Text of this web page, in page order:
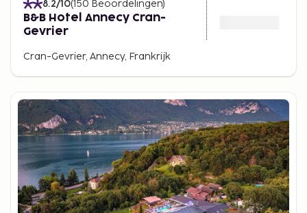
8.2/10(150 Beoordelingen)
B&B Hotel Annecy Cran-
Gevrier
Cran-Gevrier, Annecy, Frankrijk